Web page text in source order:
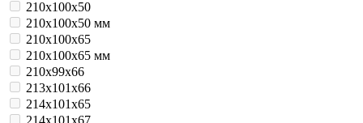
210х100х50
210х100х50 мм
210х100х65
210х100х65 мм
210х99х66
213х101х66
214х101х65